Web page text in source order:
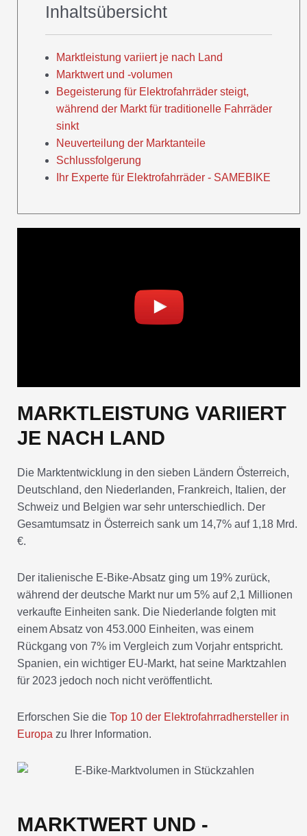
Inhaltsübersicht
Marktleistung variiert je nach Land
Marktwert und -volumen
Begeisterung für Elektrofahrräder steigt,
während der Markt für traditionelle Fahrräder
sinkt
Neuverteilung der Marktanteile
Schlussfolgerung
Ihr Experte für Elektrofahrräder - SAMEBIKE
MARKTLEISTUNG VARIIERT
JE NACH LAND
Die Marktentwicklung in den sieben Ländern Österreich,
Deutschland, den Niederlanden, Frankreich, Italien, der
Schweiz und Belgien war sehr unterschiedlich. Der
Gesamtumsatz in Österreich sank um 14,7% auf 1,18 Mrd.
€.
Der italienische E-Bike-Absatz ging um 19% zurück,
während der deutsche Markt nur um 5% auf 2,1 Millionen
verkaufte Einheiten sank. Die Niederlande folgten mit
einem Absatz von 453.000 Einheiten, was einem
Rückgang von 7% im Vergleich zum Vorjahr entspricht.
Spanien, ein wichtiger EU-Markt, hat seine Marktzahlen
für 2023 jedoch noch nicht veröffentlicht.
Erforschen Sie die Top 10 der Elektrofahrradhersteller in
Europa zu Ihrer Information.
MARKTWERT UND -